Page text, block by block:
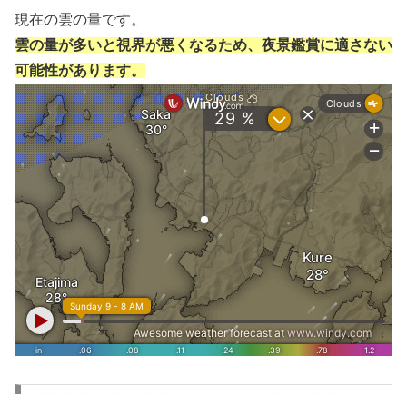
現在の雲の量です。
雲の量が多いと視界が悪くなるため、夜景鑑賞に適さない
可能性があります。